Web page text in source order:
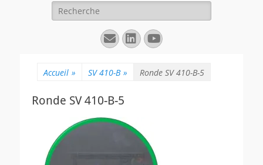
Rechercher :
E-
mail
Linkedin
YouTube
Accueil » SV 410-B » Ronde SV 410-B-5
Ronde SV 410-B-5